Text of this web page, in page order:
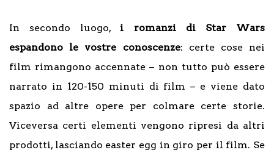
In secondo luogo, i romanzi di Star Wars
espandono le vostre conoscenze: certe cose nei
film rimangono accennate – non tutto può essere
narrato in 120-150 minuti di film – e viene dato
spazio ad altre opere per colmare certe storie.
Viceversa certi elementi vengono ripresi da altri
prodotti, lasciando easter egg in giro per il film. Se